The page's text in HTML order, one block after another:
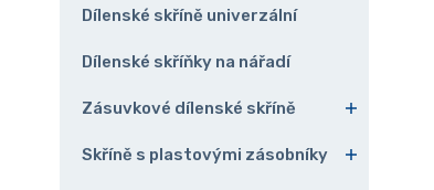
Dílenské skříně univerzální
Dílenské skříňky na nářadí
Zásuvkové dílenské skříně
Skříně s plastovými zásobníky